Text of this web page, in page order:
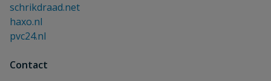
schrikdraad.net
haxo.nl
pvc24.nl
Contact